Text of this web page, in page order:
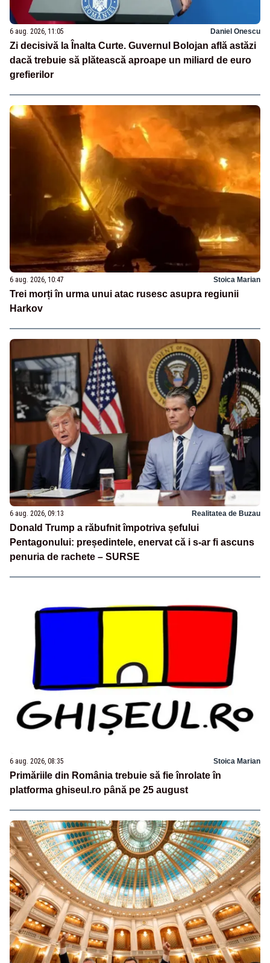
6 aug. 2026, 11:05 Daniel Onescu
Zi decisivă la Înalta Curte. Guvernul Bolojan află astăzi
dacă trebuie să plătească aproape un miliard de euro
grefierilor
6 aug. 2026, 10:47 Stoica Marian
Trei morți în urma unui atac rusesc asupra regiunii
Harkov
6 aug. 2026, 09:13 Realitatea de Buzau
Donald Trump a răbufnit împotriva șefului
Pentagonului: președintele, enervat că i s-ar fi ascuns
penuria de rachete – SURSE
6 aug. 2026, 08:35 Stoica Marian
Primăriile din România trebuie să fie înrolate în
platforma ghiseul.ro până pe 25 august